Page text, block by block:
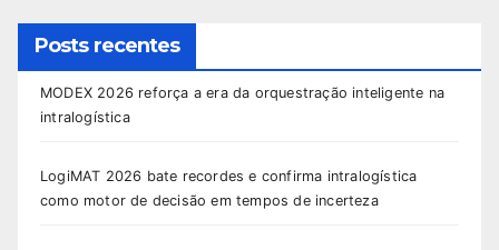
Posts recentes
MODEX 2026 reforça a era da orquestração inteligente na
intralogística
LogiMAT 2026 bate recordes e confirma intralogística
como motor de decisão em tempos de incerteza